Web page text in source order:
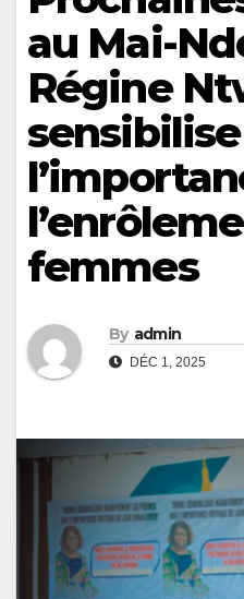
au Mai-
Régine
femmes
By admin
DÉC 1, 2025